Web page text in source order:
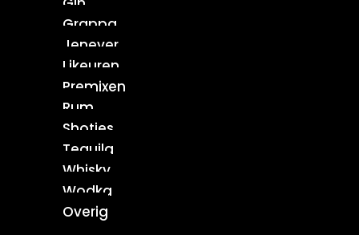
Grappa
Jenever
Likeuren
Premixen
Rum
Shotjes
Tequila
Whisky
Wodka
Overig